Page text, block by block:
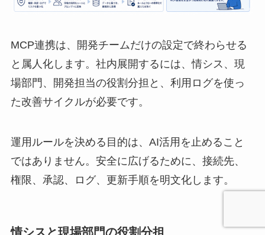
MCP連携は、開発チームだけの設定で終わらせる
と属人化します。社内展開するには、情シス、現
場部門、開発担当の役割分担と、利用ログを使っ
た改善サイクルが必要です。
運用ルールを決める目的は、AI活用を止めること
ではありません。安全に広げるために、接続先、
権限、承認、ログ、更新手順を明文化します。
情シスと現場部門の役割分担